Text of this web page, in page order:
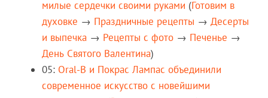
милые сердечки своими руками (Готовим в
духовке → Праздничные рецепты → Десерты
и выпечка → Рецепты c фото → Печенье →
День Святого Валентина)
05: Oral-B и Покрас Лампас объединили
современное искусство с новейшими